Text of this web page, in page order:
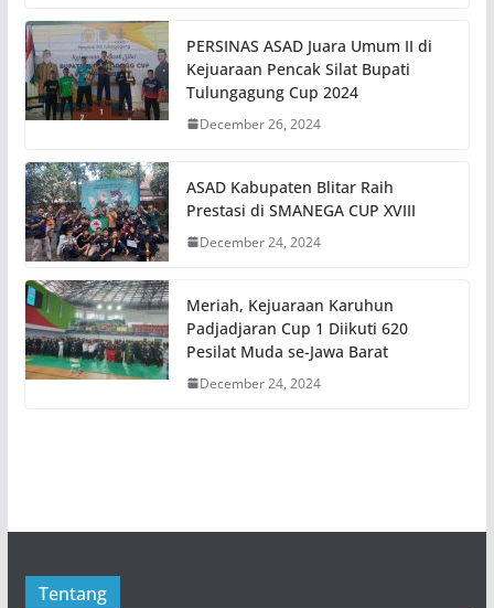
PERSINAS ASAD Juara Umum II di
Kejuaraan Pencak Silat Bupati
Tulungagung Cup 2024
December 26, 2024
ASAD Kabupaten Blitar Raih
Prestasi di SMANEGA CUP XVIII
December 24, 2024
Meriah, Kejuaraan Karuhun
Padjadjaran Cup 1 Diikuti 620
Pesilat Muda se-Jawa Barat
December 24, 2024
Tentang